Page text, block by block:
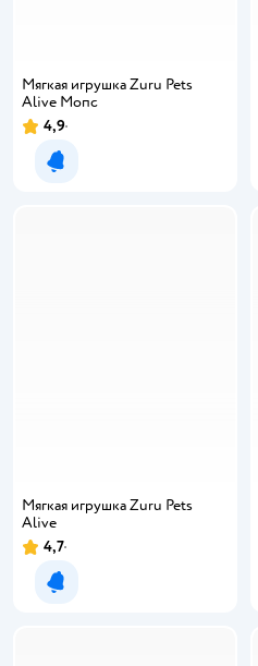
Мягкая игрушка Zuru Pets
Alive Мопс
4,9
Уведомить о появлении
Мягкая игрушка Zuru Pets
Alive
4,7
Уведомить о появлении